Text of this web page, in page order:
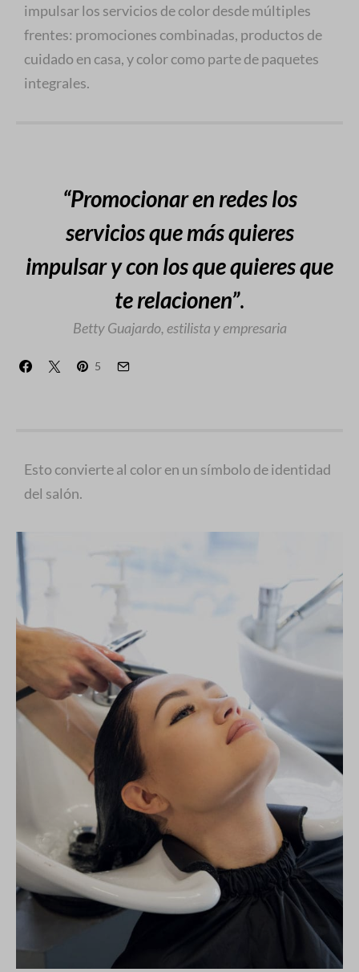
impulsar los servicios de color desde múltiples
frentes: promociones combinadas, productos de
cuidado en casa, y color como parte de paquetes
integrales.
“Promocionar en redes los
servicios que más quieres
impulsar y con los que quieres que
te relacionen”.
Betty Guajardo, estilista y empresaria
5
Esto convierte al color en un símbolo de identidad
del salón.